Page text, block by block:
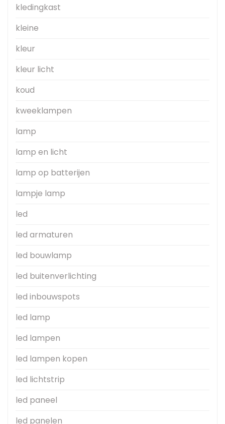
kledingkast
kleine
kleur
kleur licht
koud
kweeklampen
lamp
lamp en licht
lamp op batterijen
lampje lamp
led
led armaturen
led bouwlamp
led buitenverlichting
led inbouwspots
led lamp
led lampen
led lampen kopen
led lichtstrip
led paneel
led panelen